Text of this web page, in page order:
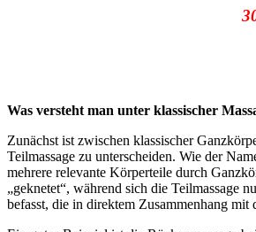
Was versteht man unter klassischer
Zunächst ist zwischen klassischer
Teilmassage zu unterscheiden. Wie der
mehrere relevante Körperteile durch
„geknetet“, während sich die Teilmassage
befasst, die in direktem Zusammenhang mit